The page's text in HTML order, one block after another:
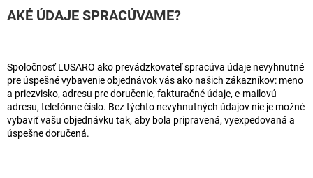
AKÉ ÚDAJE SPRACÚVAME?
Spoločnosť LUSARO ako prevádzkovateľ spracúva údaje nevyhnutné
pre úspešné vybavenie objednávok vás ako našich zákazníkov: meno
a priezvisko, adresu pre doručenie, fakturačné údaje, e-mailovú
adresu, telefónne číslo. Bez týchto nevyhnutných údajov nie je možné
vybaviť vašu objednávku tak, aby bola pripravená, vyexpedovaná a
úspešne doručená.